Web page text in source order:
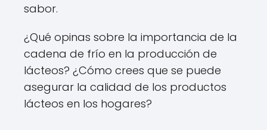
sabor.
¿Qué opinas sobre la importancia de la
cadena de frío en la producción de
lácteos? ¿Cómo crees que se puede
asegurar la calidad de los productos
lácteos en los hogares?